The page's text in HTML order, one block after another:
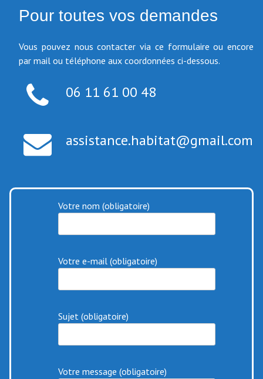
Pour toutes vos demandes
Vous pouvez nous contacter via ce formulaire ou encore
par mail ou téléphone aux coordonnées ci-dessous.
06 11 61 00 48
assistance.habitat@gmail.com
Votre nom (obligatoire)
Votre e-mail (obligatoire)
Sujet (obligatoire)
Votre message (obligatoire)